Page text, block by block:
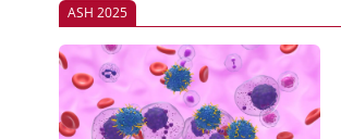
ASH 2025